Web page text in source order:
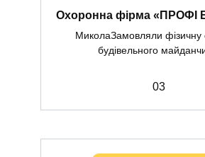
Охоронна фірма «ПРОФІ
МиколаЗамовляли фізичну
будівельного
03